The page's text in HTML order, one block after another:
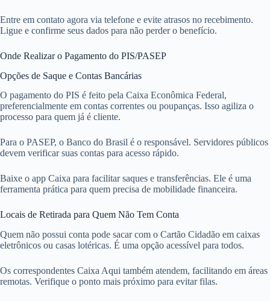
Entre em contato agora via telefone e evite atrasos no recebimento.
Ligue e confirme seus dados para não perder o benefício.
Onde Realizar o Pagamento do PIS/PASEP
Opções de Saque e Contas Bancárias
O pagamento do PIS é feito pela Caixa Econômica Federal,
preferencialmente em contas correntes ou poupanças. Isso agiliza o
processo para quem já é cliente.
Para o PASEP, o Banco do Brasil é o responsável. Servidores públicos
devem verificar suas contas para acesso rápido.
Baixe o app Caixa para facilitar saques e transferências. Ele é uma
ferramenta prática para quem precisa de mobilidade financeira.
Locais de Retirada para Quem Não Tem Conta
Quem não possui conta pode sacar com o Cartão Cidadão em caixas
eletrônicos ou casas lotéricas. É uma opção acessível para todos.
Os correspondentes Caixa Aqui também atendem, facilitando em áreas
remotas. Verifique o ponto mais próximo para evitar filas.